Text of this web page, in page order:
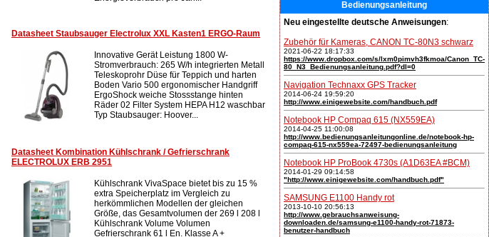
Datasheet Staubsauger Electrolux XXL Kasten1 ERGO-Raum
Innovative Gerät Leistung 1800 W-
Stromverbrauch: 265 W/h integrierten Metall
Teleskoprohr Düse für Teppich und harten
Boden Vario 500 ergonomischer Handgriff
ErgoShock weiche Stossstange hinten
Räder 02 Filter System HEPA H12 waschbar
Typ Staubsauger: Hoover...
Datasheet Kombination Kühlschrank / Gefrierschrank
ELECTROLUX ERB 2951
Kühlschrank VivaSpace bietet bis zu 15 %
extra Speicherplatz im Vergleich zu
herkömmlichen Modellen der gleichen
Größe, das Gesamtvolumen der 269 l 208 l
Kühlschrank Volume Volumen
Gefrierschrank 61 l En. Klasse A +
Bedienungsanleitung
Neu eingestellte deutsche Anweisungen:
Zubehör für Kameras, CANON TC-80N3 schwarz
2021-06-22 18:17:33
https://www.dropbox.com/s/lxm0pimvh3fkmoa/Canon_TC-
80_N3_Bedienungsanleitung.pdf?dl=0
Navigation Technaxx GPS Tracker
2014-06-24 19:59:20
http://www.einigewebsite.com/handbuch.pdf
Notebook HP Compaq 615 (NX559EA)
2014-04-25 11:00:08
http://www.bedienungsanleitungonline.de/notebook-hp-
compaq-615-nx559ea-72497-bedienungsanleitung
Notebook HP ProBook 4730s (A1D63EA #BCM)
2014-01-29 09:14:58
"http://www.einigewebsite.com/handbuch.pdf"
SAMSUNG E1100 Handy rot
2013-10-10 20:56:13
http://www.gebrauchsanweisung-
downloaden.de/samsung-e1100-handy-rot-71873-
benutzer-handbuch